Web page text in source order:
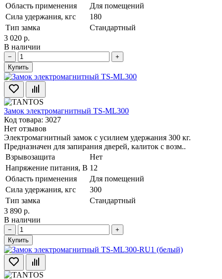
Область применения
Для помещений
Сила удержания, кгс
180
Тип замка
Стандартный
3 020 р.
В наличии
−
+
Купить
Замок электромагнитный TS-ML300
Код товара: 3027
Нет отзывов
Электромагнитный замок с усилием удержания 300 кг.
Предназначен для запирания дверей, калиток с возм..
Взрывозащита
Нет
Напряжение питания, В 12
Область применения
Для помещений
Сила удержания, кгс
300
Тип замка
Стандартный
3 890 р.
В наличии
−
+
Купить